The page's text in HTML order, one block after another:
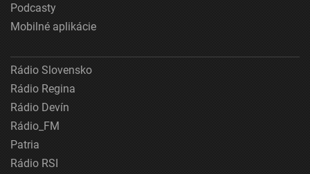
Podcasty
Mobilné aplikácie
Rádio Slovensko
Rádio Regina
Rádio Devín
Rádio_FM
Patria
Rádio RSI